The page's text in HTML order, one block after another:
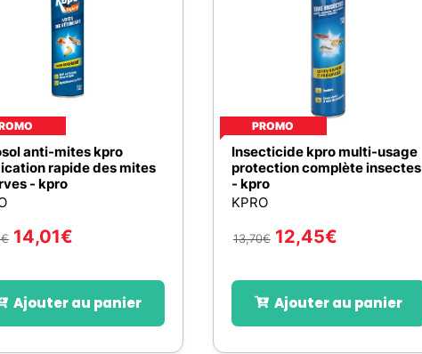
anti-mites kpro
rapide des mites
- kpro
€ 14,01€
Ajouter au panier
PROMO
Insecticide kpro multi-usage
protection complète insectes
- kpro
KPRO
13,70€ 12,45€
Ajouter au panier